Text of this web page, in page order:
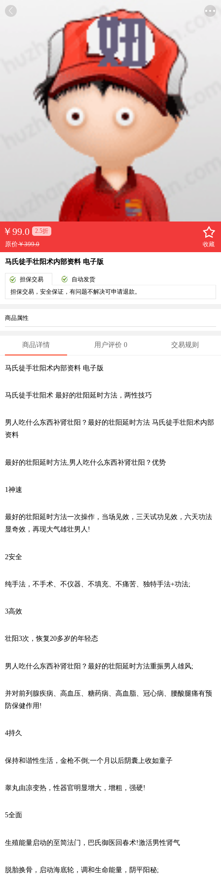
￥99.0 2.5折
原价￥399.0 收藏
马氏徒手壮阳术内部资料 电子版
担保交易
自动发货
担保交易，安全保证，有问题不解决可申请退款。
商品属性
商品详情 用户评价 0 交易规则
马氏徒手壮阳术内部资料 电子版
马氏徒手壮阳术 最好的壮阳延时方法， 两性技巧
男人吃什么东西补肾壮阳？最好的壮阳延时方法 马氏徒手壮阳术内部
资料
最好的壮阳延时方法,男人吃什么东西补肾壮阳？优势
1神速
最好的壮阳延时方法一次操作，当场见效，三天试功见效，六天功法
显奇效，再现大气雄壮男人!
2安全
纯手法，不手术、不仪器、不填充、不痛苦、独特手法+功法;
3高效
壮阳3次，恢复20多岁的年轻态
男人吃什么东西补肾壮阳？最好的壮阳延时方法重振男人雄风;
并对前列腺疾病、高血压、糖药病、高血脂、冠心病、腰酸腿痛有预
防保健作用!
4持久
保持和谐性生活，金枪不倒;一个月以后阴囊上收如童子
睾丸由凉变热，性器官明显增大，增粗，强硬!
5全面
生殖能量启动的至简法门，巴氏御医回春术!激活男性肾气
脱胎换骨，启动海底轮，调和生命能量，阴平阳秘;